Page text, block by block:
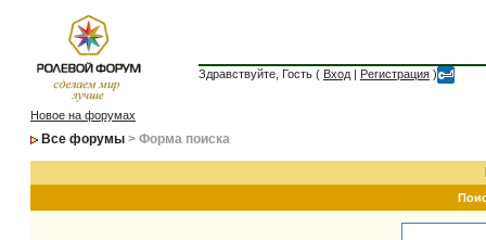
Здравствуйте, Гость ( Вход | Регистрация )
Новое на форумах
Все форумы > Форма поиска